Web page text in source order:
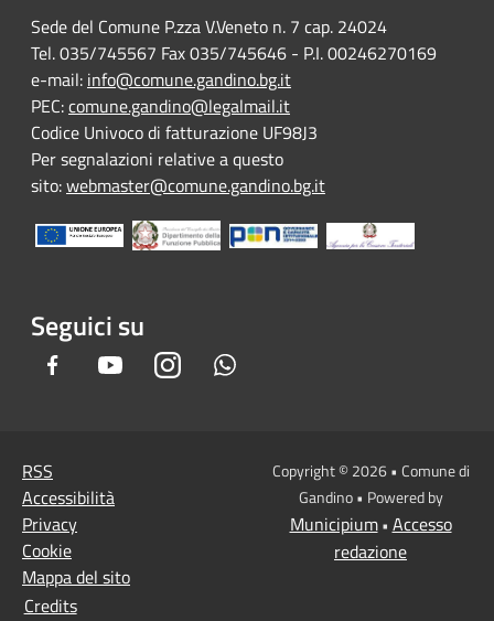
Sede del Comune P.zza V.Veneto n. 7 cap. 24024
Tel. 035/745567 Fax 035/745646 - P.I. 00246270169
e-mail: info@comune.gandino.bg.it
PEC:comune.gandino@legalmail.it
Codice Univoco di fatturazione UF98J3
Per segnalazioni relative a questo
sito:webmaster@comune.gandino.bg.it
Seguici su
Facebook YoutubeInstagram
RSS
Accessibilità
Privacy
Cookie
Mappa del sito
Credits
Copyright © 2026 • Comune di
Gandino • Powered by
Municipium• Accesso
redazione